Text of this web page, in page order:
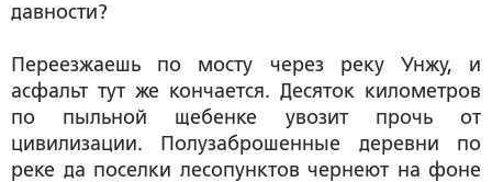
давности?
Переезжаешь по мосту через реку Унжу, и
асфальт тут же кончается. Десяток километров
по пыльной щебенке увозит прочь от
цивилизации. Полузаброшенные деревни по
реке да поселки лесопунктов чернеют на фоне